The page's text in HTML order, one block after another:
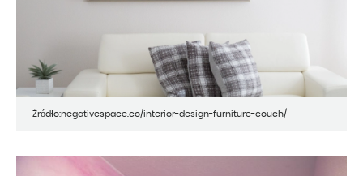
Źródło:negativespace.co/interior-design-furniture-couch/